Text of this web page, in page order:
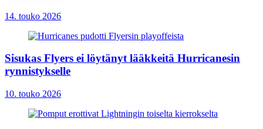
14. touko 2026
Sisukas Flyers ei löytänyt lääkkeitä Hurricanesin
rynnistykselle
10. touko 2026